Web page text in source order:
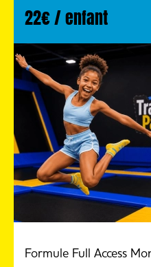
22€ / enfant
Formule Full Access